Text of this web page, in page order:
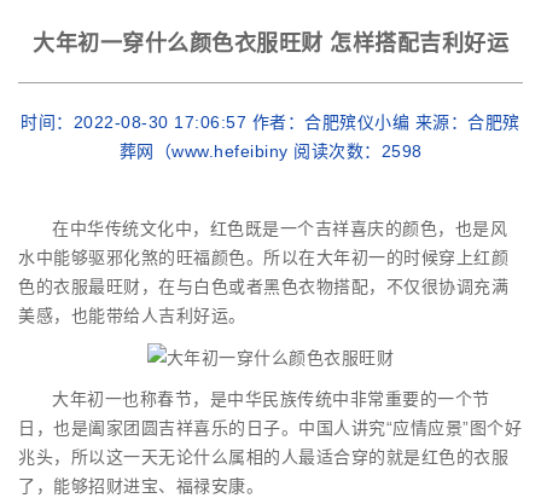
大年初一穿什么颜色衣服旺财 怎样搭配吉利好运
时间：2022-08-30 17:06:57 作者：合肥殡仪小编 来源：合肥殡
葬网（www.hefeibiny 阅读次数： 2598
在中华传统文化中，红色既是一个吉祥喜庆的颜色，也是风
水中能够驱邪化煞的旺福颜色。所以在大年初一的时候穿上红颜
色的衣服最旺财，在与白色或者黑色衣物搭配，不仅很协调充满
美感，也能带给人吉利好运。
大年初一也称春节，是中华民族传统中非常重要的一个节
日，也是阖家团圆吉祥喜乐的日子。中国人讲究“应情应景”图个好
兆头，所以这一天无论什么属相的人最适合穿的就是红色的衣服
了，能够招财进宝、福禄安康。